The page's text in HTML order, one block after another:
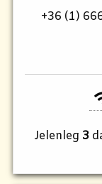
+36 (1)
Jelenleg 3